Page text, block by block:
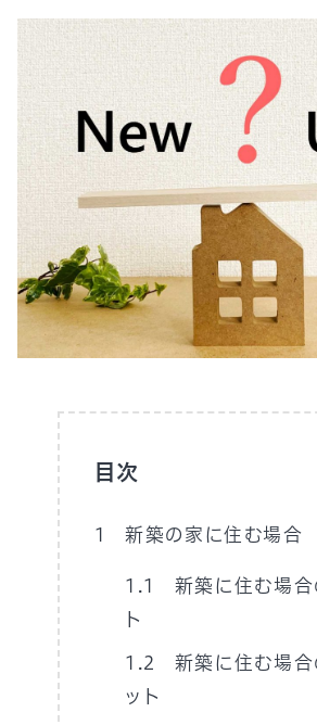
目次
新築の家に住む場合
新築に住む場合
ト
新築に住む場合
ット